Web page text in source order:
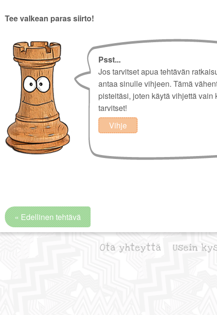
Tee valkean paras siirto!
Psst...
Jos tarvitset apua tehtävän
antaa sinulle vihjeen. Tämä
pisteitäsi, joten käytä vihjettä vain
tarvitset!
Vihje
« Edellinen tehtävä
Ota yhteyttä Usein